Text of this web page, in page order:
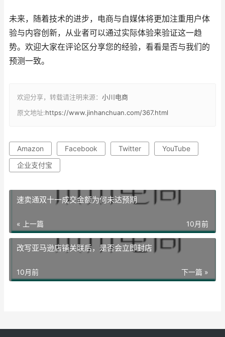
未来，随着技术的进步，电商与自媒体将更加注重用户体
验与内容创新，从业者可以通过实际体验来验证这一趋
势。欢迎大家在评论区分享您的经验，看看是否与我们的
预测一致。
欢迎分享，转载请注明来源： 小川电商
原文地址:https://www.jinhanchuan.com/367.html
Amazon Facebook Twitter
YouTube
企业支付宝
速卖通双十一成交金额为何未达预期
« 上一篇 10月前
改写亚马逊店铺关联后，是否会立即封店
下一篇 »
10月前